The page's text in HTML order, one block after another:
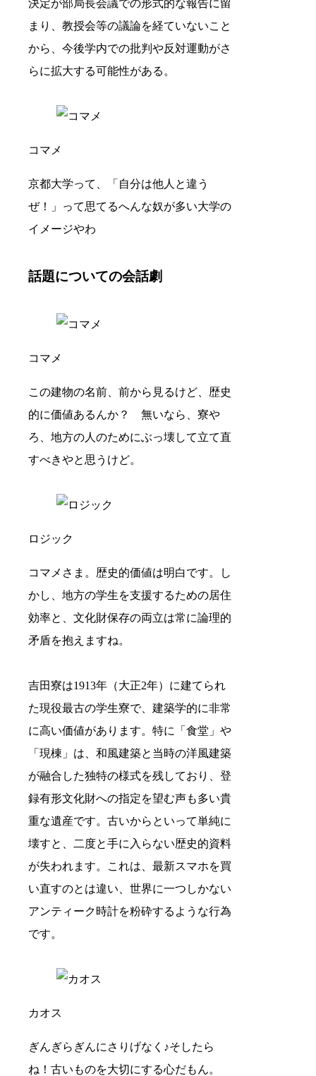
決定が部局長会議での形式的な報告に留
まり、教授会等の議論を経ていないこと
から、今後学内での批判や反対運動がさ
らに拡大する可能性がある。
コマメ
京都大学って、「自分は他人と違う
ぜ！」って思てるへんな奴が多い大学の
イメージやわ
話題についての会話劇
コマメ
この建物の名前、前から見るけど、歴史
的に価値あるんか？ 無いなら、寮や
ろ、地方の人のためにぶっ壊して立て直
すべきやと思うけど。
ロジック
コマメさま。歴史的価値は明白です。し
かし、地方の学生を支援するための居住
効率と、文化財保存の両立は常に論理的
矛盾を抱えますね。
吉田寮は1913年（大正2年）に建てられ
た現役最古の学生寮で、建築学的に非常
に高い価値があります。特に「食堂」や
「現棟」は、和風建築と当時の洋風建築
が融合した独特の様式を残しており、登
録有形文化財への指定を望む声も多い貴
重な遺産です。古いからといって単純に
壊すと、二度と手に入らない歴史的資料
が失われます。これは、最新スマホを買
い直すのとは違い、世界に一つしかない
アンティーク時計を粉砕するような行為
です。
カオス
ぎんぎらぎんにさりげなく♪そしたら
ね！古いものを大切にする心だもん。